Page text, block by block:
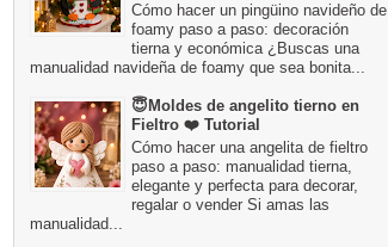
Cómo hacer un pingüino navideño de
foamy paso a paso: decoración
tierna y económica ¿Buscas una
manualidad navideña de foamy que sea bonita...
😇Moldes de angelito tierno en
Fieltro ❤️ Tutorial
Cómo hacer una angelita de fieltro
paso a paso: manualidad tierna,
elegante y perfecta para decorar,
regalar o vender Si amas las
manualidad...